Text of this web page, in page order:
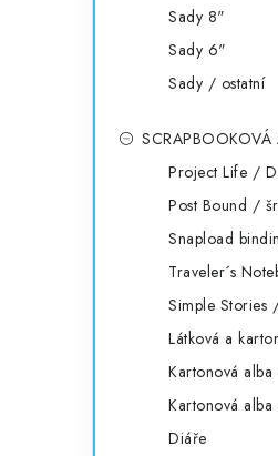
Sady 8"
Sady 6"
Sady / ostatní
SCRAPBOOKOVÁ
Project Life /
Post Bound /
Snapload
Traveler´s
Simple Stories
Látková a
Kartonová alba
Kartonová
Diáře